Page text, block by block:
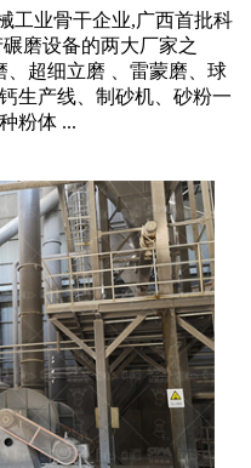
工业骨干企业,广西首批科
磨设备的两大厂家之
、超细立磨 、雷蒙磨、球
生产线、制砂机、砂粉一
粉体 ...